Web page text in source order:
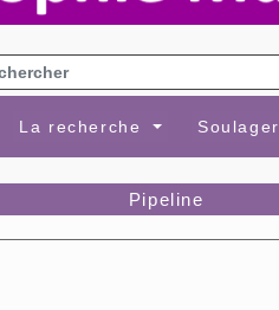
La recherche Soulager
Pipeline